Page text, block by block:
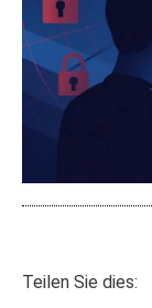
Teilen Sie dies: